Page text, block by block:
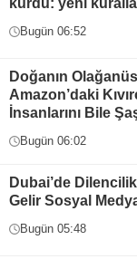
kurdu: yeni
Bugün 06:52
Doğanın
Amazon’daki
İnsanlarını Bile
Bugün 06:02
Dubai’de
Gelir Sosyal
Bugün 05:48